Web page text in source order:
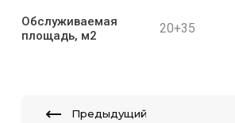
Обслуживаемая
площадь, м2
20+35
Предыдущий